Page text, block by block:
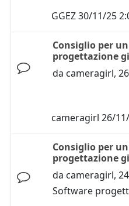
GGEZ30/11/25
Consiglio per
progettazione
da cameragirl,
cameragirl 26/
Consiglio per
progettazione
da cameragirl,
Software